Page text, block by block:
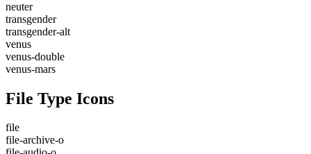
neuter
transgender
transgender-alt
venus
venus-double
venus-mars
File Type Icons
file
file-archive-o